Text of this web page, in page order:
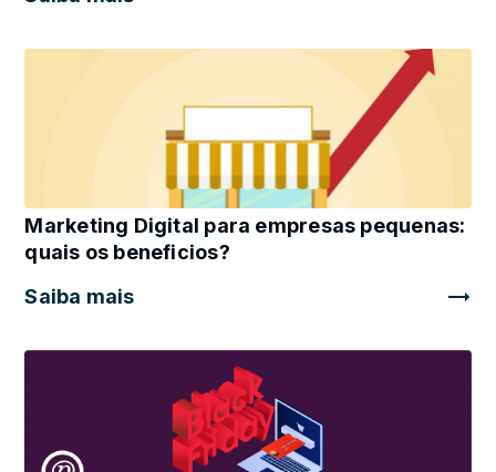
Marketing Digital para empresas pequenas:
quais os beneficios?
Saiba mais